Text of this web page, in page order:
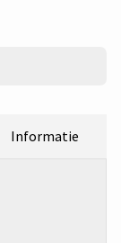
Informatie